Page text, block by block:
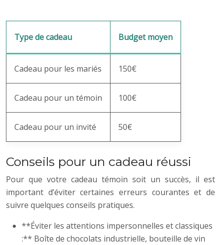
Type de cadeau Budget moyen
Cadeau pour les mariés 150€
Cadeau pour un témoin 100€
Cadeau pour un invité 50€
Conseils pour un cadeau réussi
Pour que votre cadeau témoin soit un succès, il est
important d’éviter certaines erreurs courantes et de
suivre quelques conseils pratiques.
**Éviter les attentions impersonnelles et classiques
:** Boîte de chocolats industrielle, bouteille de vin